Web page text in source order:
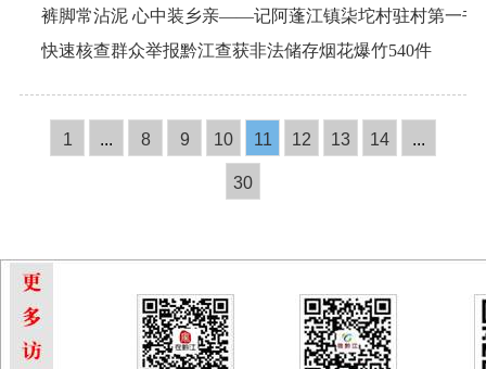
裤脚常沾泥 心中装乡亲——记阿蓬江镇柒坨村驻村第一书
快速核查群众举报黔江查获非法储存烟花爆竹540件
1 ... 8 9 10 11 12 13 14 ...
30